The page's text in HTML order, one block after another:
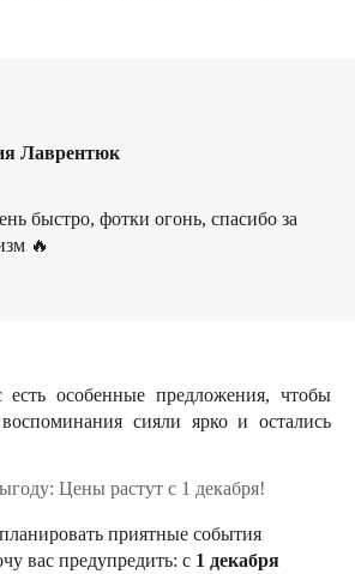
Лаврентюк
быстро, фотки огонь, спасибо за
🔥
особенные предложения, чтобы
сияли ярко и остались
Цены растут с 1 декабря!
приятные события
вас предупредить: с 1 декабря